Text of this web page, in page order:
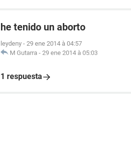
he tenido un aborto
leydeny - 29 ene 2014 à 04:57
M Gutarra - 29 ene 2014 à 05:03
1 respuesta